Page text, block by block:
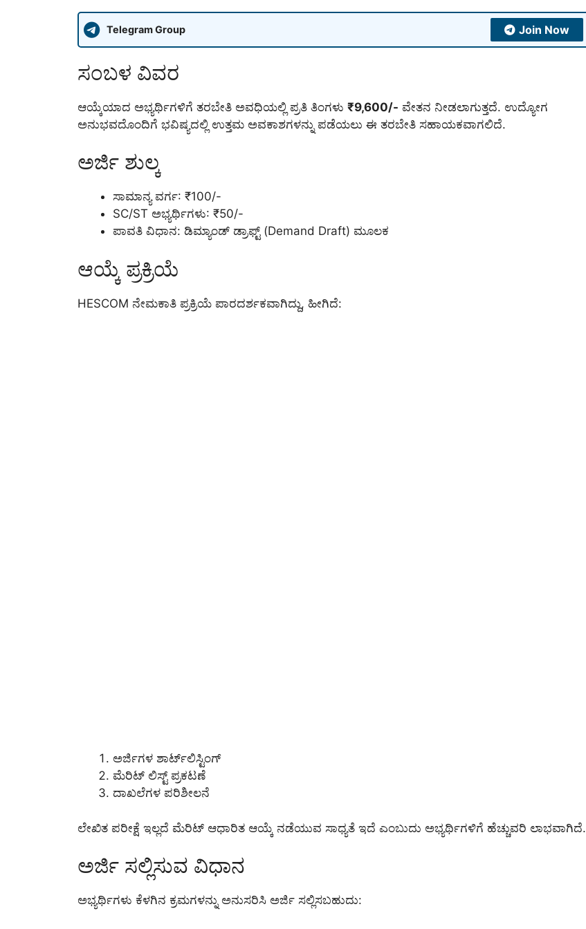
Telegram Group Join Now
ಸಂಬಳ ವಿವರ
ಆಯ್ಕೆಯಾದ ಅಭ್ಯರ್ಥಿಗಳಿಗೆ ತರಬೇತಿ ಅವಧಿಯಲ್ಲಿ ಪ್ರತಿ ತಿಂಗಳು ₹9,600/- ವೇತನ ನೀಡಲಾಗುತ್ತದೆ. ಉದ್ಯೋಗ
ಅನುಭವದೊಂದಿಗೆ ಭವಿಷ್ಯದಲ್ಲಿ ಉತ್ತಮ ಅವಕಾಶಗಳನ್ನು ಪಡೆಯಲು ಈ ತರಬೇತಿ ಸಹಾಯಕವಾಗಲಿದೆ.
ಅರ್ಜಿ ಶುಲ್ಕ
ಸಾಮಾನ್ಯ ವರ್ಗ: ₹100/-
SC/ST ಅಭ್ಯರ್ಥಿಗಳು: ₹50/-
ಪಾವತಿ ವಿಧಾನ: ಡಿಮ್ಯಾಂಡ್ ಡ್ರಾಫ್ಟ್ (Demand Draft) ಮೂಲಕ
ಆಯ್ಕೆ ಪ್ರಕ್ರಿಯೆ
HESCOM ನೇಮಕಾತಿ ಪ್ರಕ್ರಿಯೆ ಪಾರದರ್ಶಕವಾಗಿದ್ದು, ಹೀಗಿದೆ:
ಅರ್ಜಿಗಳ ಶಾರ್ಟ್‌ಲಿಸ್ಟಿಂಗ್
ಮೆರಿಟ್ ಲಿಸ್ಟ್ ಪ್ರಕಟಣೆ
ದಾಖಲೆಗಳ ಪರಿಶೀಲನೆ
ಲೇಖಿತ ಪರೀಕ್ಷೆ ಇಲ್ಲದೆ ಮೆರಿಟ್ ಆಧಾರಿತ ಆಯ್ಕೆ ನಡೆಯುವ ಸಾಧ್ಯತೆ ಇದೆ ಎಂಬುದು ಅಭ್ಯರ್ಥಿಗಳಿಗೆ ಹೆಚ್ಚುವರಿ ಲಾಭವಾಗಿದೆ.
ಅರ್ಜಿ ಸಲ್ಲಿಸುವ ವಿಧಾನ
ಅಭ್ಯರ್ಥಿಗಳು ಕೆಳಗಿನ ಕ್ರಮಗಳನ್ನು ಅನುಸರಿಸಿ ಅರ್ಜಿ ಸಲ್ಲಿಸಬಹುದು: